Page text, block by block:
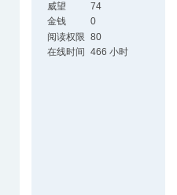
威望
74
金钱
0
阅读权限 80
在线时间 466 小时